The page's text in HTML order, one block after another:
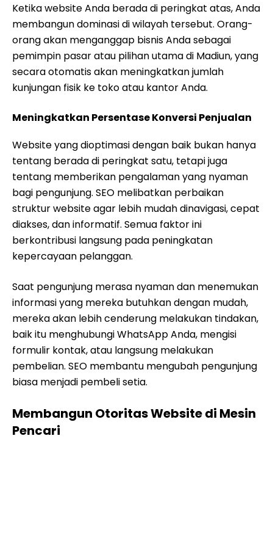
Ketika website Anda berada di peringkat atas, Anda
membangun dominasi di wilayah tersebut. Orang-
orang akan menganggap bisnis Anda sebagai
pemimpin pasar atau pilihan utama di Madiun, yang
secara otomatis akan meningkatkan jumlah
kunjungan fisik ke toko atau kantor Anda.
Meningkatkan Persentase Konversi Penjualan
Website yang dioptimasi dengan baik bukan hanya
tentang berada di peringkat satu, tetapi juga
tentang memberikan pengalaman yang nyaman
bagi pengunjung. SEO melibatkan perbaikan
struktur website agar lebih mudah dinavigasi, cepat
diakses, dan informatif. Semua faktor ini
berkontribusi langsung pada peningkatan
kepercayaan pelanggan.
Saat pengunjung merasa nyaman dan menemukan
informasi yang mereka butuhkan dengan mudah,
mereka akan lebih cenderung melakukan tindakan,
baik itu menghubungi WhatsApp Anda, mengisi
formulir kontak, atau langsung melakukan
pembelian. SEO membantu mengubah pengunjung
biasa menjadi pembeli setia.
Membangun Otoritas Website di Mesin
Pencari